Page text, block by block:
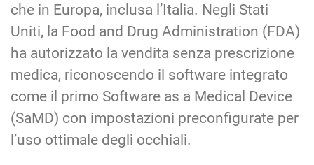
che in Europa, inclusa l’Italia. Negli Stati
Uniti, la Food and Drug Administration (FDA)
ha autorizzato la vendita senza prescrizione
medica, riconoscendo il software integrato
come il primo Software as a Medical Device
(SaMD) con impostazioni preconfigurate per
l’uso ottimale degli occhiali.